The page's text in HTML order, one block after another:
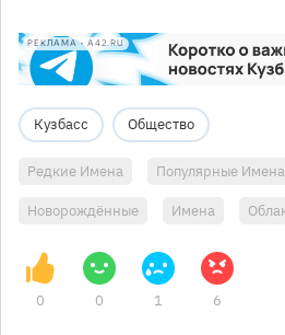
РЕКЛАМА • A42.RU
Кузбасс Общество
Редкие Имена Популярные Имена
Новорождённые Имена
0 0 1 6